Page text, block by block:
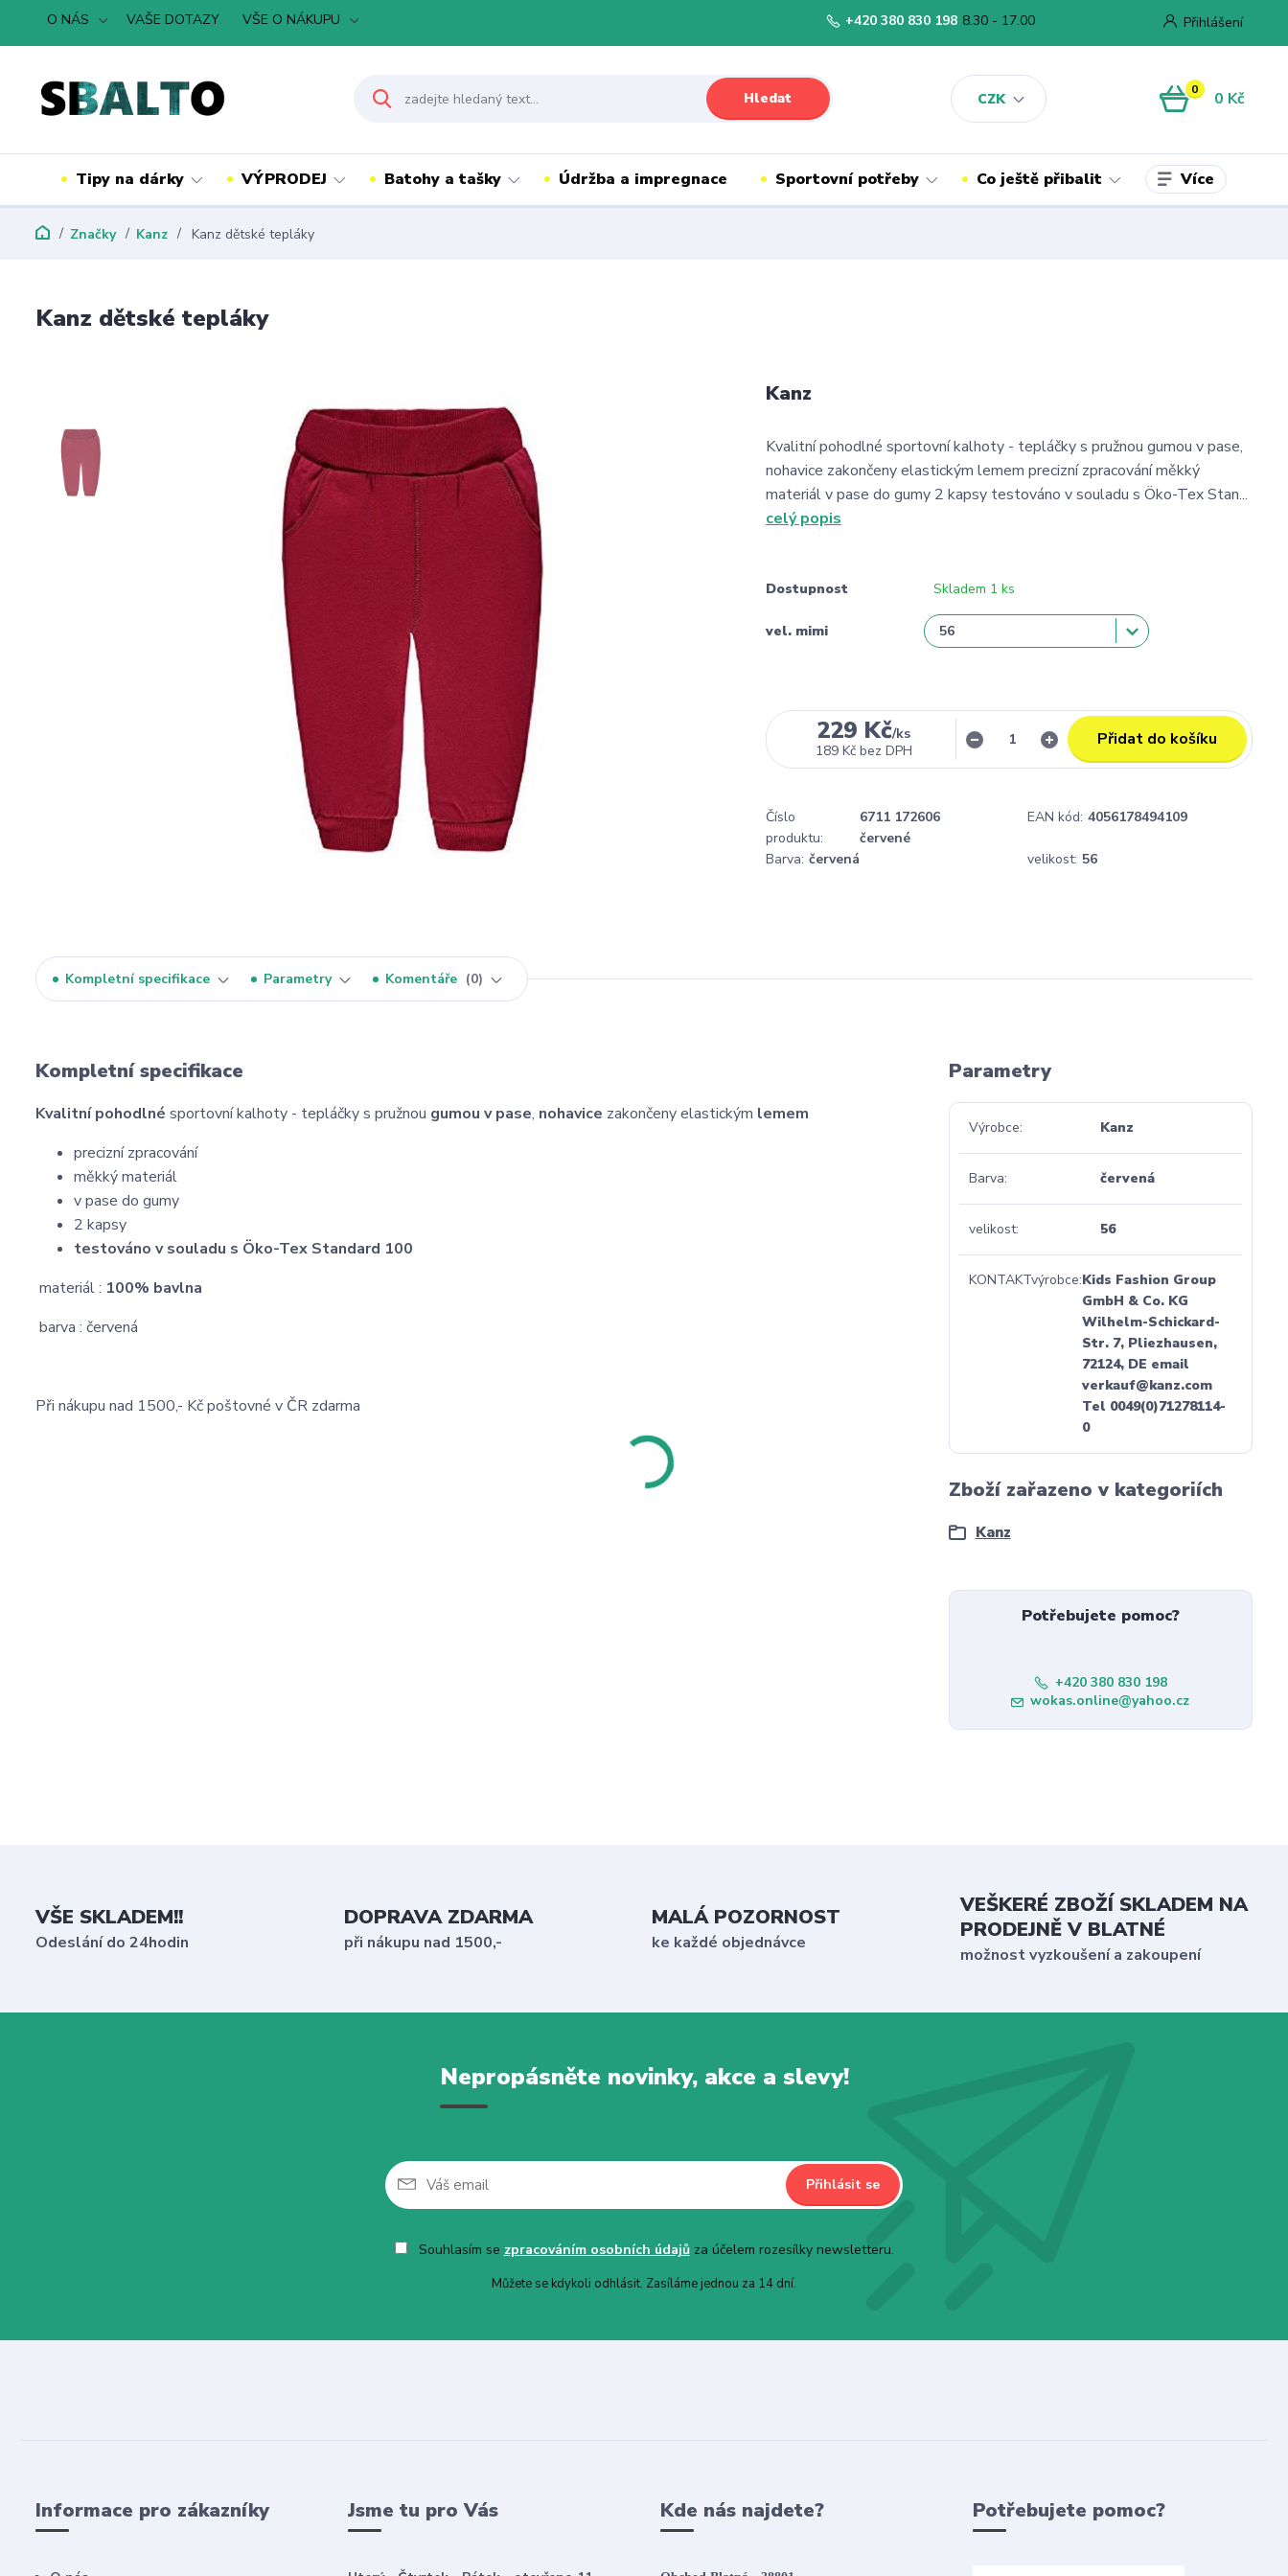
O NÁS VAŠE DOTAZY VŠE O NÁKUPU
CZK
Přihlášení
Hledat
+420 380 830 198 8.30 - 17.00
0 0 Kč
Tipy na dárky VÝPRODEJ Batohy a tašky Údržba a impregnace Sportovní potřeby Co ještě přibalit Více
Značky Kanz Kanz dětské tepláky
Kanz dětské tepláky
Kanz
Kvalitní pohodlné sportovní kalhoty - tepláčky s pružnou gumou v pase,
nohavice zakončeny elastickým lemem precizní zpracování měkký
materiál v pase do gumy 2 kapsy testováno v souladu s Öko-Tex Stan...
celý popis
Dostupnost Skladem 1 ks
vel. mimi
229 Kč/ks
189 Kč bez DPH
Přidat do košíku
Číslo
produktu:
6711 172606
červené
EAN kód: 4056178494109
Barva: červená velikost: 56
Kompletní specifikace Parametry Komentáře 0
Kompletní specifikace
Kvalitní pohodlné sportovní kalhoty - tepláčky s pružnou gumou v pase, nohavice zakončeny elastickým lemem
precizní zpracování
měkký materiál
v pase do gumy
2 kapsy
testováno v souladu s Öko-Tex Standard 100
materiál : 100% bavlna
barva : červená
Při nákupu nad 1500,- Kč poštovné v ČR zdarma
Parametry
Výrobce Kanz
Barva červená
velikost 56
KONTAKTvýrobce Kids Fashion Group
GmbH & Co. KG
Wilhelm-Schickard-
Str. 7, Pliezhausen,
72124, DE email
verkauf@kanz.com
Tel 0049(0)71278114-
0
Zboží zařazeno v kategoriích
Kanz
Potřebujete pomoc?
+420 380 830 198
wokas.online@yahoo.cz
VŠE SKLADEM!!
Odeslání do 24hodin
DOPRAVA ZDARMA
při nákupu nad 1500,-
MALÁ POZORNOST
ke každé objednávce
VEŠKERÉ ZBOŽÍ SKLADEM NA
PRODEJNĚ V BLATNÉ
možnost vyzkoušení a zakoupení
Nepropásněte novinky, akce a slevy!
Přihlásit se
Souhlasím se zpracováním osobních údajůza účelem rozesílky newsletteru.
Můžete se kdykoli odhlásit. Zasíláme jednou za 14 dní.
Informace pro zákazníky Jsme tu pro Vás Kde nás najdete? Potřebujete pomoc?